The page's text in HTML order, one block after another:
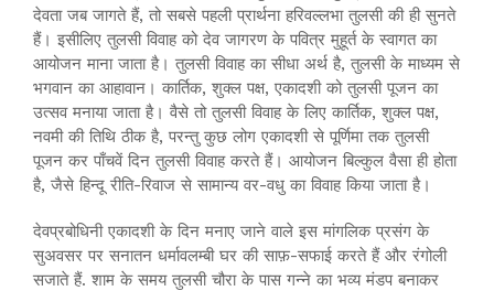
देवता जब जागते हैं, तो सबसे पहली प्रार्थना हरिवल्लभा तुलसी की ही सुनते
हैं। इसीलिए तुलसी विवाह को देव जागरण के पवित्र मुहूर्त के स्वागत का
आयोजन माना जाता है। तुलसी विवाह का सीधा अर्थ है, तुलसी के माध्यम से
भगवान का आहावान। कार्तिक, शुक्ल पक्ष, एकादशी को तुलसी पूजन का
उत्सव मनाया जाता है। वैसे तो तुलसी विवाह के लिए कार्तिक, शुक्ल पक्ष,
नवमी की तिथि ठीक है, परन्तु कुछ लोग एकादशी से पूर्णिमा तक तुलसी
पूजन कर पाँचवें दिन तुलसी विवाह करते हैं। आयोजन बिल्कुल वैसा ही होता
है, जैसे हिन्दू रीति-रिवाज से सामान्य वर-वधु का विवाह किया जाता है।
देवप्रबोधिनी एकादशी के दिन मनाए जाने वाले इस मांगलिक प्रसंग के
सुअवसर पर सनातन धर्मावलम्बी घर की साफ़-सफाई करते हैं और रंगोली
सजाते हैं. शाम के समय तुलसी चौरा के पास गन्ने का भव्य मंडप बनाकर